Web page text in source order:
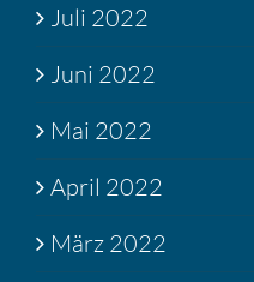
Juli 2022
Juni 2022
Mai 2022
April 2022
März 2022